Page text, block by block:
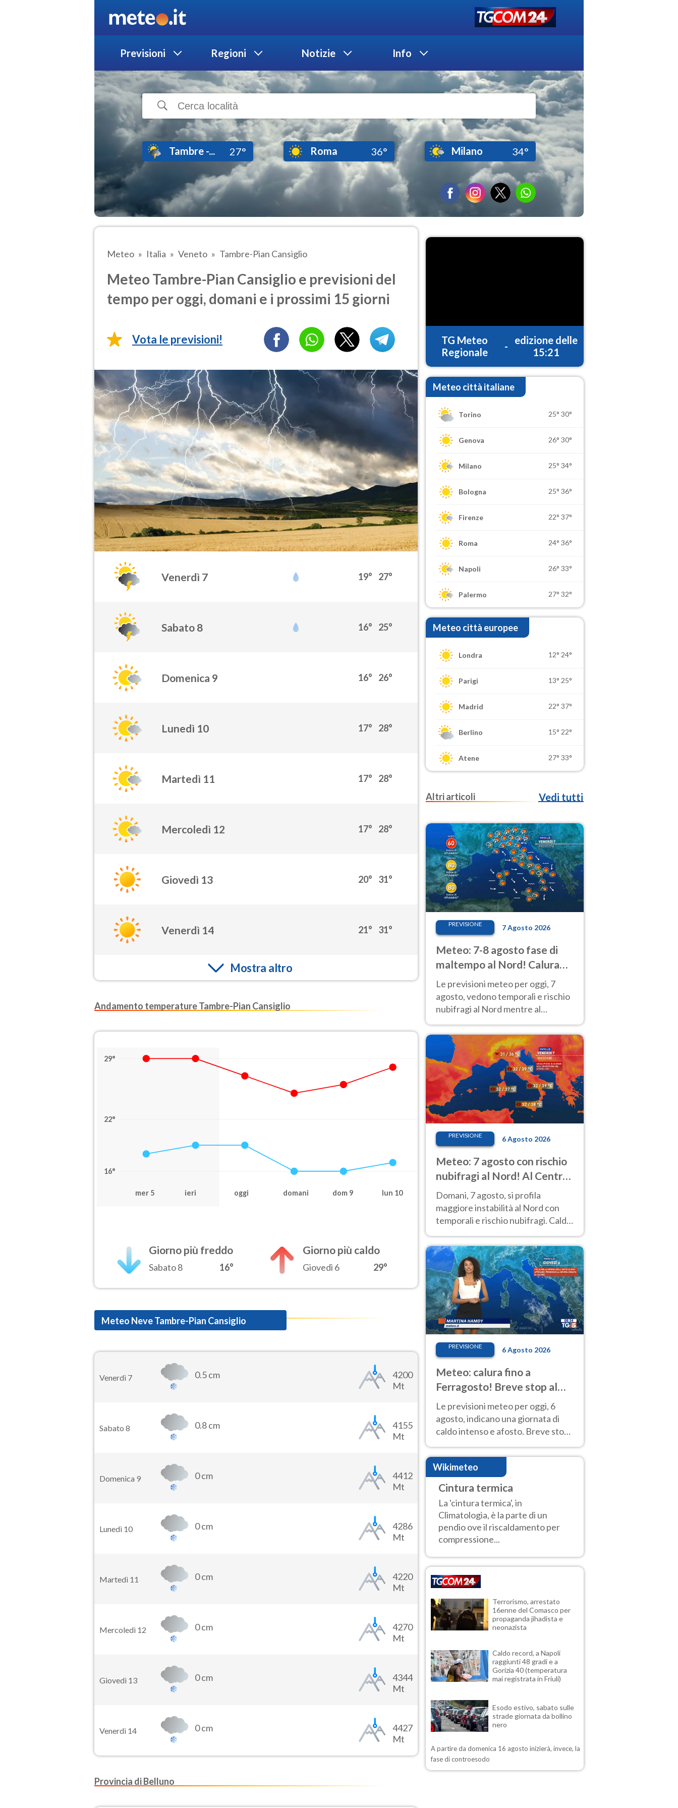
Previsioni Regioni Notizie Info
Tambre -... 27° Roma 36° Milano 34°
Meteo Italia Veneto Tambre-Pian Cansiglio
Meteo Tambre-Pian Cansiglio e previsioni del
tempo per oggi, domani e i prossimi 15 giorni
Vota le previsioni!
Venerdì 7 19° 27°
Sabato 8 16° 25°
Domenica 9 16° 26°
Lunedì 10 17° 28°
Martedì 11 17° 28°
Mercoledì 12 17° 28°
Giovedì 13 20° 31°
Venerdì 14 21° 31°
Mostra altro
Andamento temperature Tambre-Pian Cansiglio
29°
22°
16°
mer 5 ieri oggi domani dom 9 lun 10
Giorno più freddo
Sabato 8 16°
Giorno più caldo
Giovedì 6 29°
Meteo Neve Tambre-Pian Cansiglio
Venerdì 7 0.5 cm
4200
Mt
Sabato 8 0.8 cm
4155
Mt
Domenica 9 0 cm
4412
Mt
Lunedì 10 0 cm
4286
Mt
Martedì 11 0 cm
4220
Mt
Mercoledì 12 0 cm
4270
Mt
Giovedì 13 0 cm
4344
Mt
Venerdì 14 0 cm
4427
Mt
Provincia di Belluno
TG Meteo
Regionale
-
edizione delle
15:21
Meteo città italiane
Torino 25° 30°
Genova 26° 30°
Milano 25° 34°
Bologna 25° 36°
Firenze 22° 37°
Roma 24° 36°
Napoli 26° 33°
Palermo 27° 32°
Meteo città europee
Londra 12° 24°
Parigi 13° 25°
Madrid 22° 37°
Berlino 15° 22°
Atene 27° 33°
Altri articoli Vedi tutti
PREVISIONE 7 Agosto 2026
Meteo: 7-8 agosto fase di
maltempo al Nord! Calura
fino a Ferragosto
Le previsioni meteo per oggi, 7
agosto, vedono temporali e rischio
nubifragi al Nord mentre al
molto intenso.
PREVISIONE 6 Agosto 2026
Meteo: 7 agosto con rischio
nubifragi al Nord! Al Centro-
Sud caldo estremo
Domani, 7 agosto, si profila
maggiore instabilità al Nord con
temporali e rischio nubifragi. Caldo
previsioni.
PREVISIONE 6 Agosto 2026
Meteo: calura fino a
Ferragosto! Breve stop al
Nord tra 7 e 9 agosto
Le previsioni meteo per oggi, 6
agosto, indicano una giornata di
caldo intenso e afosto. Breve stop
all'Anticiclone solo sulle regioni del
Nord.
Wikimeteo
Cintura termica
La 'cintura termica', in
Climatologia, è la parte di un
pendio ove il riscaldamento per
compressione...
Terrorismo, arrestato
16enne del Comasco per
propaganda jihadista e
neonazista
Caldo record, a Napoli
raggiunti 48 gradi e a
Gorizia 40 (temperatura
mai registrata in Friuli)
Esodo estivo, sabato sulle
strade giornata da bollino
nero
A partire da domenica 16 agosto inizierà, invece, la
fase di controesodo